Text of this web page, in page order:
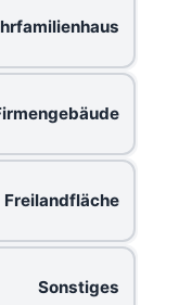
Freilandfläche
Sonstiges